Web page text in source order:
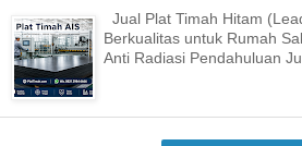
Jual Plat Timah Hitam
Berkualitas untuk Rumah
Anti Radiasi Pendahuluan